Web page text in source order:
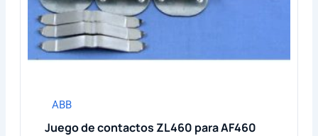
ABB
Juego de contactos ZL460 para AF460